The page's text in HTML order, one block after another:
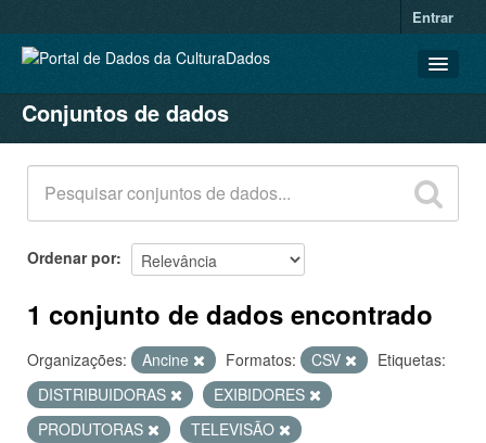
Entrar
CONJUNTOS DE DADOS
ORGANIZAÇÕES
GRUPOS
SOBRE
Conjuntos de dados
Ordenar por
1 conjunto de dados encontrado
Organizações: Ancine Formatos: CSV
Etiquetas:
DISTRIBUIDORAS
EXIBIDORES
PRODUTORAS
TELEVISÃO